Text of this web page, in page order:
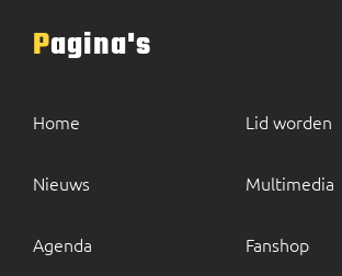
Pagina's
Home
Nieuws
Agenda
Lid worden
Multimedia
Fanshop